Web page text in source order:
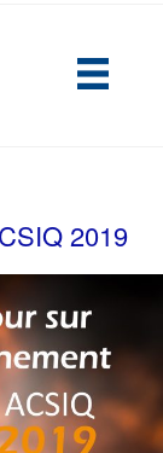
in new tab)
2019